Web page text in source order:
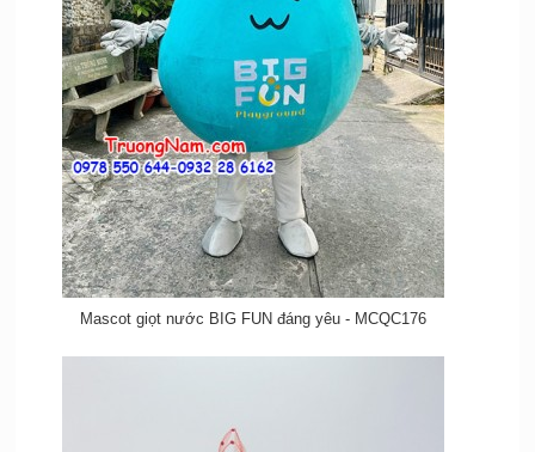
Mascot giọt nước BIG FUN đáng yêu - MCQC176